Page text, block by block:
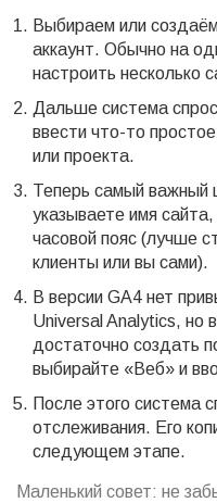
Выбираем или
аккаунт. Обычно на
настроить несколько
Дальше система
ввести что-то
или проекта.
Теперь самый важный
указываете имя
часовой пояс (лучше
клиенты или вы сами).
В версии GA4 нет
Universal Analytics, но
достаточно создать
выбирайте «Веб» и
После этого система
отслеживания. Его
следующем этапе.
Маленький совет: не